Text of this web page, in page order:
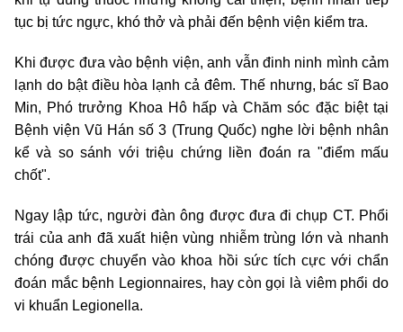
tục bị tức ngực, khó thở và phải đến bệnh viện kiểm tra.
Khi được đưa vào bệnh viện, anh vẫn đinh ninh mình cảm
lạnh do bật điều hòa lạnh cả đêm. Thế nhưng, bác sĩ Bao
Min, Phó trưởng Khoa Hô hấp và Chăm sóc đặc biệt tại
Bệnh viện Vũ Hán số 3 (Trung Quốc) nghe lời bệnh nhân
kể và so sánh với triệu chứng liền đoán ra "điểm mấu
chốt".
Ngay lập tức, người đàn ông được đưa đi chụp CT. Phổi
trái của anh đã xuất hiện vùng nhiễm trùng lớn và nhanh
chóng được chuyển vào khoa hồi sức tích cực với chẩn
đoán mắc bệnh Legionnaires, hay còn gọi là viêm phổi do
vi khuẩn Legionella.